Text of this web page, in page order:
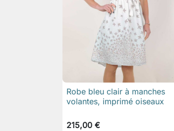
 Aperçu rapide
Robe bleu clair à manches
volantes, imprimé oiseaux
215,00 €